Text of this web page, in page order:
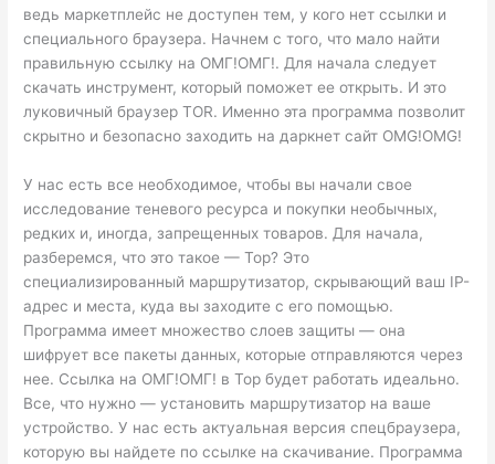
ведь маркетплейс не доступен тем, у кого нет ссылки и
специального браузера. Начнем с того, что мало найти
правильную ссылку на ОМГ!ОМГ!. Для начала следует
скачать инструмент, который поможет ее открыть. И это
луковичный браузер TOR. Именно эта программа позволит
скрытно и безопасно заходить на даркнет сайт OMG!OMG!
У нас есть все необходимое, чтобы вы начали свое
исследование теневого ресурса и покупки необычных,
редких и, иногда, запрещенных товаров. Для начала,
разберемся, что это такое — Тор? Это
специализированный маршрутизатор, скрывающий ваш IP-
адрес и места, куда вы заходите с его помощью.
Программа имеет множество слоев защиты — она
шифрует все пакеты данных, которые отправляются через
нее. Ссылка на ОМГ!ОМГ! в Тор будет работать идеально.
Все, что нужно — установить маршрутизатор на ваше
устройство. У нас есть актуальная версия спецбраузера,
которую вы найдете по ссылке на скачивание. Программа